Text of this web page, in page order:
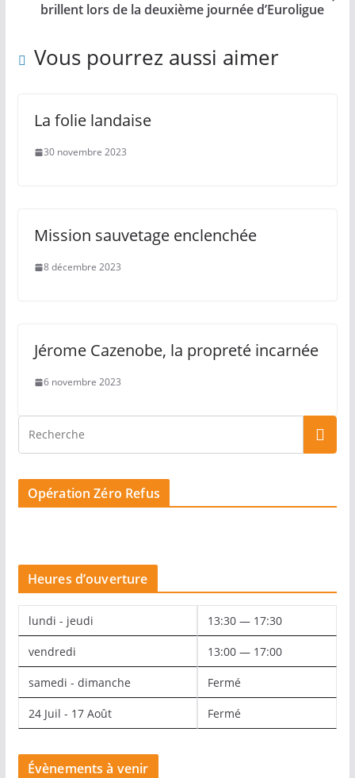
brillent lors de la deuxième journée d’Euroligue
Vous pourrez aussi aimer
La folie landaise
30 novembre 2023
Mission sauvetage enclenchée
8 décembre 2023
Jérome Cazenobe, la propreté incarnée
6 novembre 2023
Opération Zéro Refus
Heures d’ouverture
lundi - jeudi 13:30 — 17:30
vendredi 13:00 — 17:00
samedi - dimanche Fermé
24 Juil - 17 Août Fermé
Évènements à venir